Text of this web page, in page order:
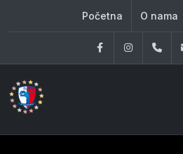
Početna O nama
Facebook